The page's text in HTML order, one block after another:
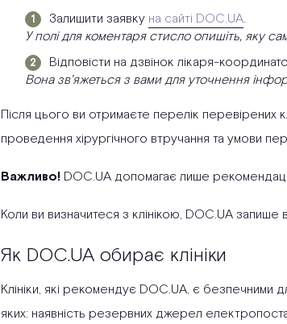
Залишити заявку на сайті DOC.UA.
У полі для коментаря стисло опишіть, яку
Відповісти на дзвінок лікаря-
Вона зв'яжеться з вами для уточнення
Після цього ви отримаєте перелік перевірених
проведення хірургічного втручання та умови
Важливо! DOC.UA допомагає лише
Коли ви визначитеся з клінікою, DOC.UA
Як DOC.UA обирає клініки
Клініки, які рекомендує DOC.UA, є
яких: наявність резервних джерел